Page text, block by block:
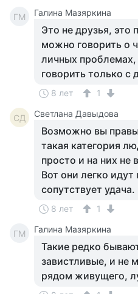
ГМ Галина Мазяркина
Это не друзья, это
можно говорить о
личных
говорить только с
8 лет 1
СД Светлана Давыдова
Возможно вы
такая категория
просто и на них не
Вот они легко
сопутствует удача.
8 лет 1
ГМ Галина Мазяркина
Такие редко
завистливые, и не
рядом живущего,